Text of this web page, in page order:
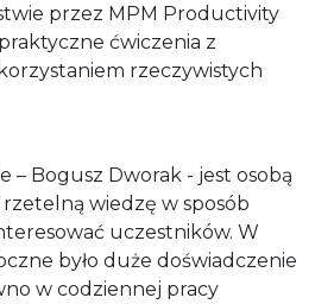
przez MPM Productivity
ćwiczenia z
rzeczywistych
– Bogusz Dworak - jest osobą
wiedzę w sposób
uczestników. W
było duże doświadczenie
w codziennej pracy